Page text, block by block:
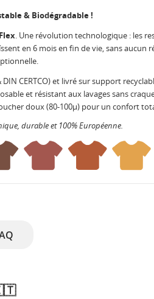
& Biodégradable !
. Une révolution technologique : les
en 6 mois en fin de vie, sans aucun
CERTCO) et livré sur support
et résistant aux lavages sans
doux (80-100µ) pour un confort
durable et 100% Européenne.